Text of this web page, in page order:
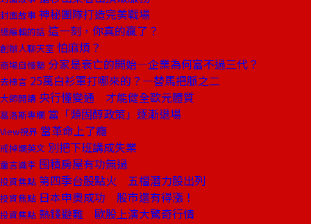
封面故事 神秘團隊打造完美戰場
總編輯的話 這一刻，你真的贏了？
創辦人聊天室 怕麻煩？
商場自慢塾 分家是衰亡的開始—企業為何富不過三代？
去梯言 25萬白衫軍打哪來的？—替馬把脈之二
大師開講 央行懂變通 才能健全歐元體質
葛洛斯專欄 當「類固醇政策」逐漸退場
View視界 當革命上了癮
戒掉爛英文 別把下班講成失業
童言識李 囤積房屋有功無過
投資焦點 第四季台股點火 五檔潛力股出列
投資焦點 日本申奧成功 股市還有得漲！
投資焦點 熱錢避難 歐股上演大驚奇行情